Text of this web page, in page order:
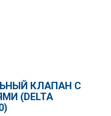
КЛАПАН С
(DELTA